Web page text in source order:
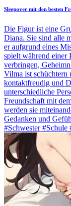
Sleepover mit den besten
Die Figur ist eine
Diana. Sie sind alle
er aufgrund eines
spielt während einer
verbringen,
Vilma ist schüchtern
kontaktfreudig und
unterschiedliche
Freundschaft mit
werden sie
Gedanken und
#Schwester